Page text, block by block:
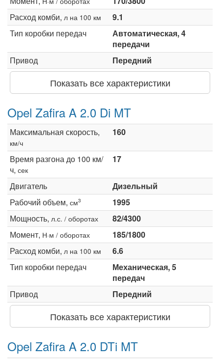
Расход комби, л на 100 км
9.1
Тип коробки передач
Автоматическая, 4
передачи
Привод
Передний
Показать все характеристики
Opel Zafira A 2.0 Di MT
Максимальная скорость,
км/ч
160
Время разгона до 100 км/
ч, сек
17
Двигатель
Дизельный
Рабочий объем, см3
1995
Мощность, л.с. / оборотах
82/4300
Момент, Н·м / оборотах
185/1800
Расход комби, л на 100 км
6.6
Тип коробки передач
Механическая, 5
передач
Привод
Передний
Показать все характеристики
Opel Zafira A 2.0 DTi MT